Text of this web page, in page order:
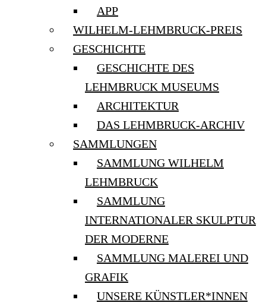
APP
WILHELM-LEHMBRUCK-PREIS
GESCHICHTE
GESCHICHTE DES
LEHMBRUCK MUSEUMS
ARCHITEKTUR
DAS LEHMBRUCK-ARCHIV
SAMMLUNGEN
SAMMLUNG WILHELM
LEHMBRUCK
SAMMLUNG
INTERNATIONALER SKULPTUR
DER MODERNE
SAMMLUNG MALEREI UND
GRAFIK
UNSERE KÜNSTLER*INNEN